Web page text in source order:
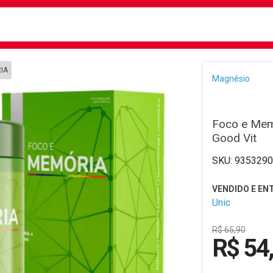
Magnésio
Foco e
Good Vit
Unic
R$ 65,90
R$